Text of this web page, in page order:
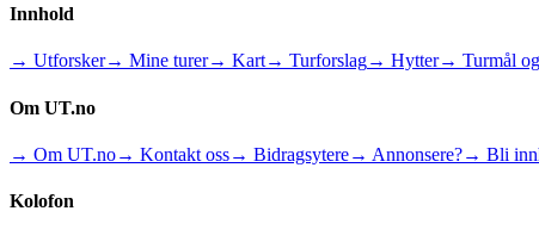
Innhold
→ Utforsker→ Mine turer→ Kart→ Turforslag→ Hytter→ Turmål og
Om UT.no
→ Om UT.no→ Kontakt oss→ Bidragsytere→ Annonsere?→ Bli
Kolofon